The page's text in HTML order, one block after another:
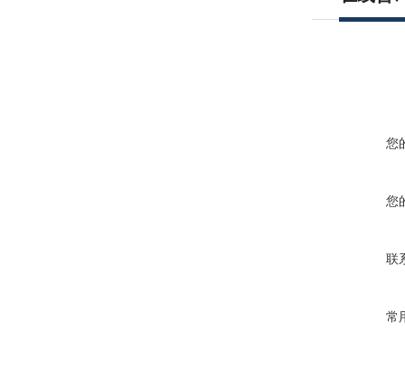
您
您
联
常